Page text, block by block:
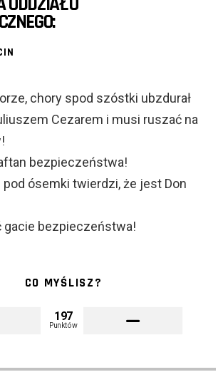
chory spod szóstki ubzdurał
Cezarem i musi ruszać na
bezpieczeństwa!
ósemki twierdzi, że jest Don
gacie bezpieczeństwa!
CO MYŚLISZ?
197
Punktów